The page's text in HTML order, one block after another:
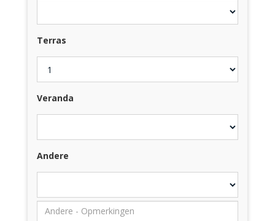
Terras
Veranda
Andere